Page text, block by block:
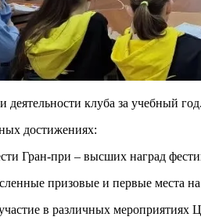
деятельности клуба за учебный год.
достижениях:
Гран-при – высших наград
призовые и первые места
в различных